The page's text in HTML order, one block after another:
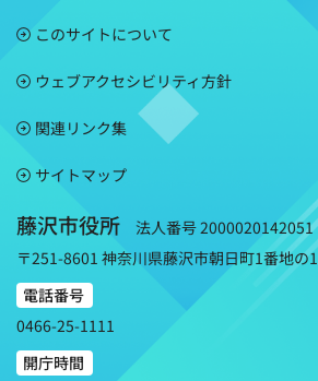
このサイトについて
ウェブアクセシビリティ方針
関連リンク集
サイトマップ
藤沢市役所
法人番号 2000020142051
〒251-8601 神奈川県藤沢市朝日町1番地の1
電話番号
0466-25-1111
開庁時間